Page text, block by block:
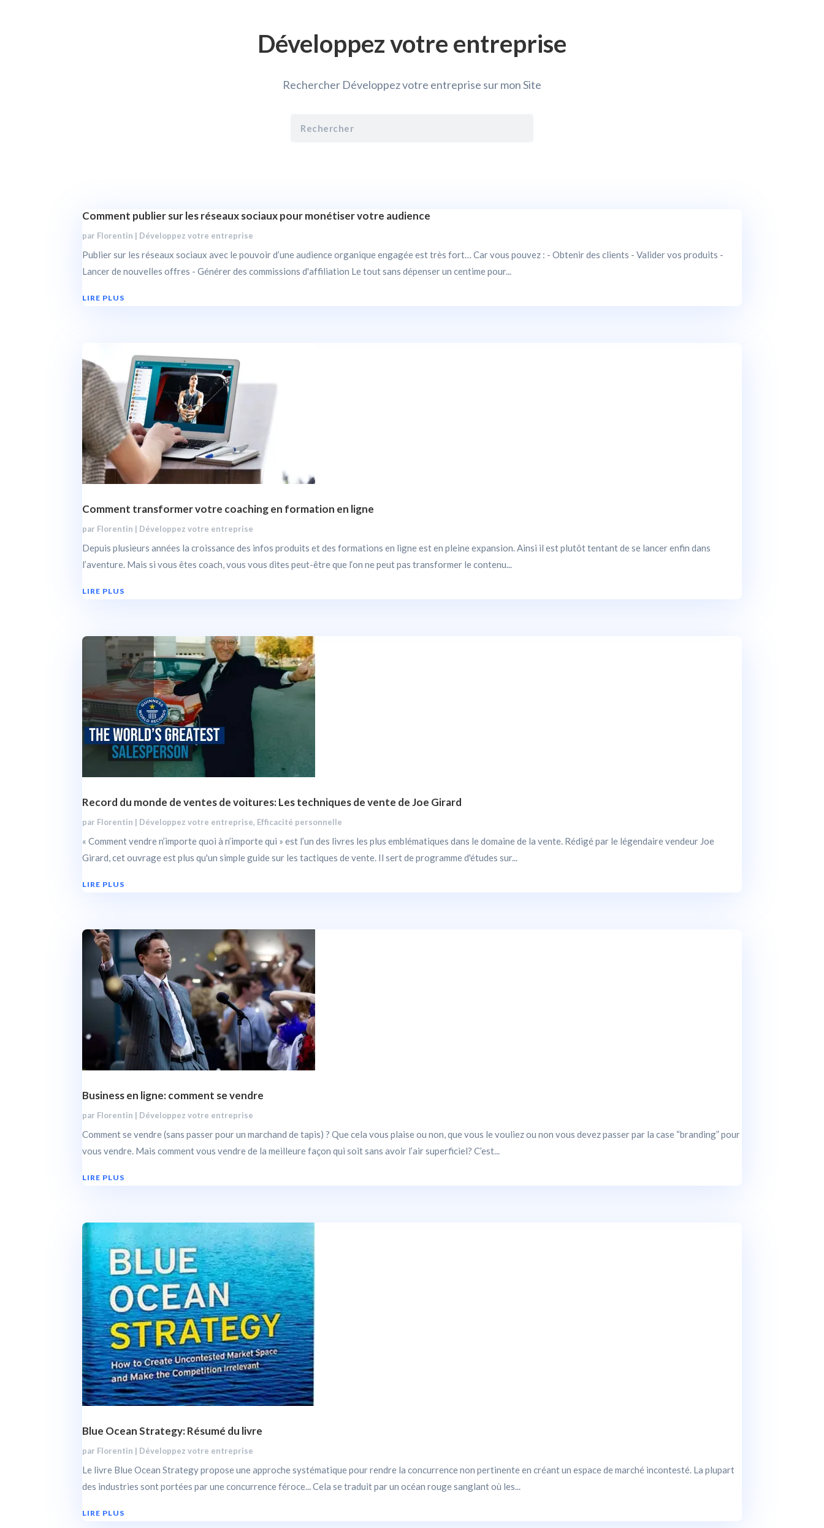
Développez votre entreprise
Rechercher Développez votre entreprise sur mon Site
Comment publier sur les réseaux sociaux pour monétiser votre audience
par Florentin | Développez votre entreprise
Publier sur les réseaux sociaux avec le pouvoir d’une audience organique engagée est très fort… Car vous pouvez : - Obtenir des clients - Valider vos produits -
Lancer de nouvelles offres - Générer des commissions d'affiliation Le tout sans dépenser un centime pour...
LIRE PLUS
Comment transformer votre coaching en formation en ligne
par Florentin | Développez votre entreprise
Depuis plusieurs années la croissance des infos produits et des formations en ligne est en pleine expansion. Ainsi il est plutôt tentant de se lancer enfin dans
l’aventure. Mais si vous êtes coach, vous vous dites peut-être que l‘on ne peut pas transformer le contenu...
LIRE PLUS
Record du monde de ventes de voitures: Les techniques de vente de Joe Girard
par Florentin | Développez votre entreprise, Efficacité personnelle
« Comment vendre n’importe quoi à n’importe qui » est l’un des livres les plus emblématiques dans le domaine de la vente. Rédigé par le légendaire vendeur Joe
Girard, cet ouvrage est plus qu'un simple guide sur les tactiques de vente. Il sert de programme d'études sur...
LIRE PLUS
Business en ligne: comment se vendre
par Florentin | Développez votre entreprise
Comment se vendre (sans passer pour un marchand de tapis) ? Que cela vous plaise ou non, que vous le vouliez ou non vous devez passer par la case “branding” pour
vous vendre. Mais comment vous vendre de la meilleure façon qui soit sans avoir l’air superficiel? C’est...
LIRE PLUS
Blue Ocean Strategy: Résumé du livre
par Florentin | Développez votre entreprise
Le livre Blue Ocean Strategy propose une approche systématique pour rendre la concurrence non pertinente en créant un espace de marché incontesté. La plupart
des industries sont portées par une concurrence féroce... Cela se traduit par un océan rouge sanglant où les...
LIRE PLUS